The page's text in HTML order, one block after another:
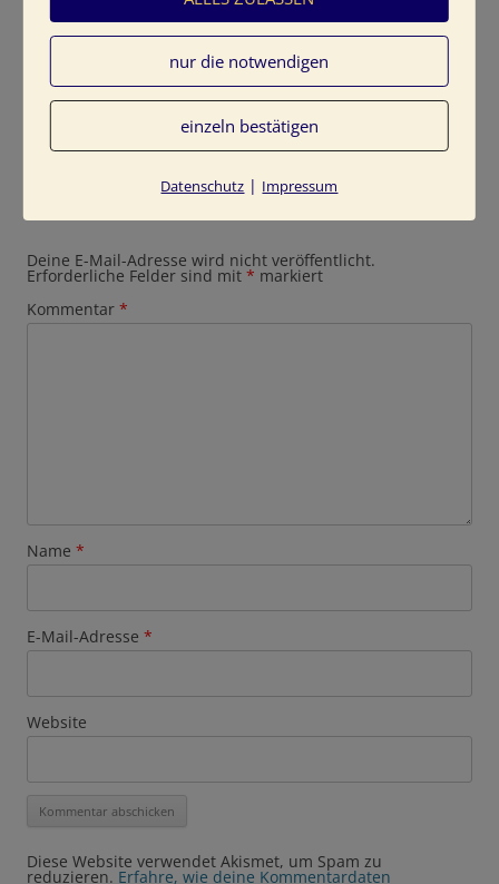
Deine E-Mail-Adresse wird nicht veröffentlicht.
Erforderliche Felder sind mit * markiert
Kommentar *
Name *
E-Mail-Adresse *
Website
Diese Website verwendet Akismet, um Spam zu
reduzieren. Erfahre, wie deine Kommentardaten
nur die notwendigen
einzeln bestätigen
Datenschutz | Impressum